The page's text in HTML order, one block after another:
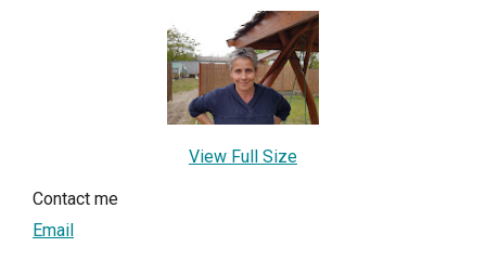
View Full Size
Contact me
Email